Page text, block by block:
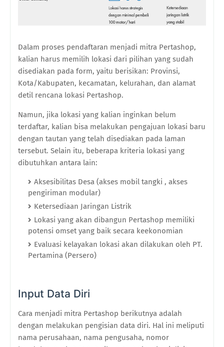
Dalam proses pendaftaran menjadi mitra Pertashop,
kalian harus memilih lokasi dari pilihan yang sudah
disediakan pada form, yaitu berisikan: Provinsi,
Kota/Kabupaten, kecamatan, kelurahan, dan alamat
detil rencana lokasi Pertashop.
Namun, jika lokasi yang kalian inginkan belum
terdaftar, kalian bisa melakukan pengajuan lokasi baru
dengan tautan yang telah disediakan pada laman
tersebut. Selain itu, beberapa kriteria lokasi yang
dibutuhkan antara lain:
Aksesibilitas Desa (akses mobil tangki , akses
pengiriman modular)
Ketersediaan Jaringan Listrik
Lokasi yang akan dibangun Pertashop memiliki
potensi omset yang baik secara keekonomian
Evaluasi kelayakan lokasi akan dilakukan oleh PT.
Pertamina (Persero)
Input Data Diri
Cara menjadi mitra Pertashop berikutnya adalah
dengan melakukan pengisian data diri. Hal ini meliputi
nama perusahaan, nama pengusaha, nomor